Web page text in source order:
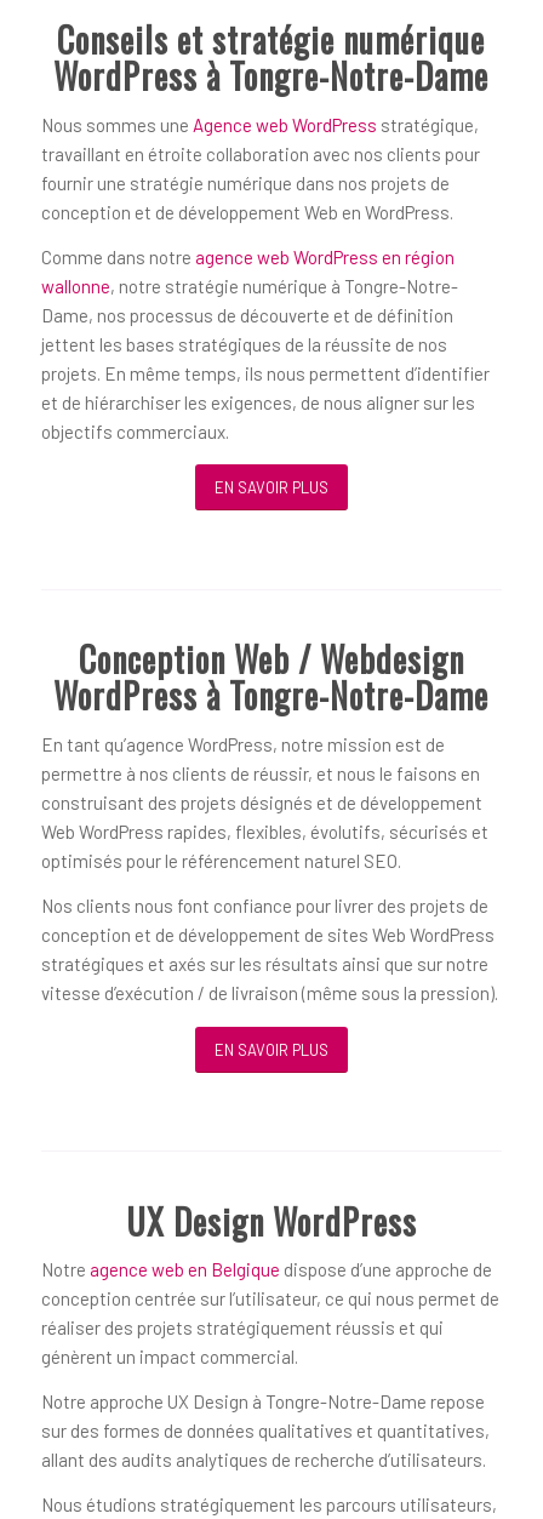
Conseils et stratégie numérique
WordPress à Tongre-Notre-Dame
Nous sommes une Agence web WordPress stratégique,
travaillant en étroite collaboration avec nos clients pour
fournir une stratégie numérique dans nos projets de
conception et de développement Web en WordPress.
Comme dans notre agence web WordPress en région
wallonne, notre stratégie numérique à Tongre-Notre-
Dame, nos processus de découverte et de définition
jettent les bases stratégiques de la réussite de nos
projets. En même temps, ils nous permettent d’identifier
et de hiérarchiser les exigences, de nous aligner sur les
objectifs commerciaux.
EN SAVOIR PLUS
Conception Web / Webdesign
WordPress à Tongre-Notre-Dame
En tant qu’agence WordPress, notre mission est de
permettre à nos clients de réussir, et nous le faisons en
construisant des projets désignés et de développement
Web WordPress rapides, flexibles, évolutifs, sécurisés et
optimisés pour le référencement naturel SEO.
Nos clients nous font confiance pour livrer des projets de
conception et de développement de sites Web WordPress
stratégiques et axés sur les résultats ainsi que sur notre
vitesse d’exécution / de livraison (même sous la pression).
EN SAVOIR PLUS
UX Design WordPress
Notre agence web en Belgique dispose d’une approche de
conception centrée sur l’utilisateur, ce qui nous permet de
réaliser des projets stratégiquement réussis et qui
génèrent un impact commercial.
Notre approche UX Design à Tongre-Notre-Dame repose
sur des formes de données qualitatives et quantitatives,
allant des audits analytiques de recherche d’utilisateurs.
Nous étudions stratégiquement les parcours utilisateurs,